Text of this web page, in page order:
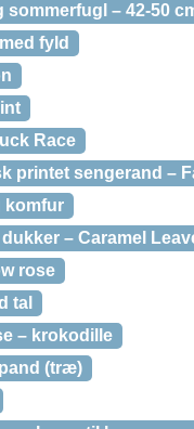
– 42-50
fyld
Race
printet sengerand –
komfur
– Caramel
rose
tal
– krokodille
(træ)